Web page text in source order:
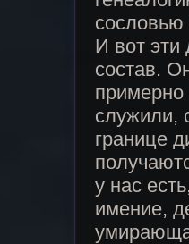
сословью
И вот эти
состав.
примерно
служили,
границе
у нас
имение,